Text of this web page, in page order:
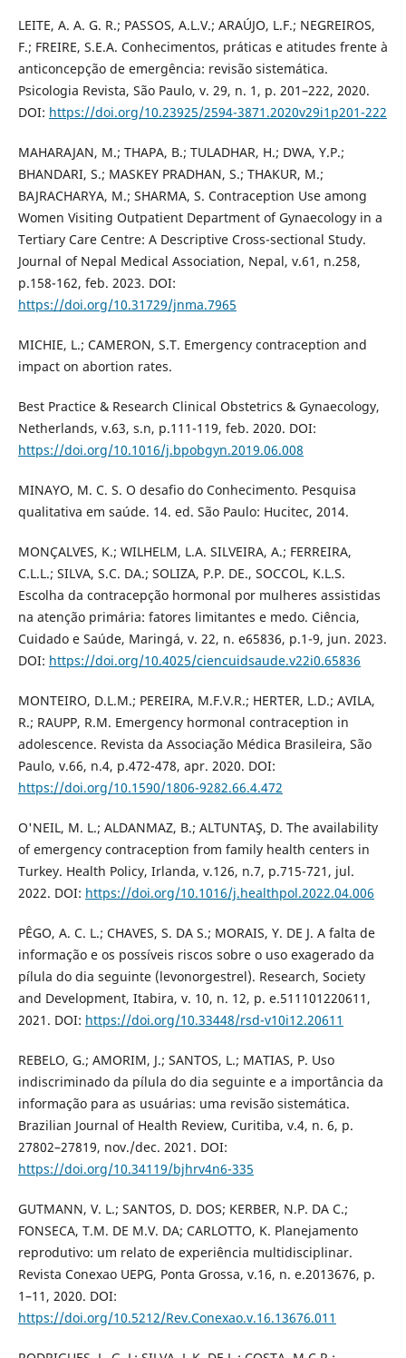
LEITE, A. A. G. R.; PASSOS, A.L.V.; ARAÚJO, L.F.; NEGREIROS,
F.; FREIRE, S.E.A. Conhecimentos, práticas e atitudes frente à
anticoncepção de emergência: revisão sistemática.
Psicologia Revista, São Paulo, v. 29, n. 1, p. 201–222, 2020.
DOI: https://doi.org/10.23925/2594-3871.2020v29i1p201-222
MAHARAJAN, M.; THAPA, B.; TULADHAR, H.; DWA, Y.P.;
BHANDARI, S.; MASKEY PRADHAN, S.; THAKUR, M.;
BAJRACHARYA, M.; SHARMA, S. Contraception Use among
Women Visiting Outpatient Department of Gynaecology in a
Tertiary Care Centre: A Descriptive Cross-sectional Study.
Journal of Nepal Medical Association, Nepal, v.61, n.258,
p.158-162, feb. 2023. DOI:
https://doi.org/10.31729/jnma.7965
MICHIE, L.; CAMERON, S.T. Emergency contraception and
impact on abortion rates.
Best Practice & Research Clinical Obstetrics & Gynaecology,
Netherlands, v.63, s.n, p.111-119, feb. 2020. DOI:
https://doi.org/10.1016/j.bpobgyn.2019.06.008
MINAYO, M. C. S. O desafio do Conhecimento. Pesquisa
qualitativa em saúde. 14. ed. São Paulo: Hucitec, 2014.
MONÇALVES, K.; WILHELM, L.A. SILVEIRA, A.; FERREIRA,
C.L.L.; SILVA, S.C. DA.; SOLIZA, P.P. DE., SOCCOL, K.L.S.
Escolha da contracepção hormonal por mulheres assistidas
na atenção primária: fatores limitantes e medo. Ciência,
Cuidado e Saúde, Maringá, v. 22, n. e65836, p.1-9, jun. 2023.
DOI: https://doi.org/10.4025/ciencuidsaude.v22i0.65836
MONTEIRO, D.L.M.; PEREIRA, M.F.V.R.; HERTER, L.D.; AVILA,
R.; RAUPP, R.M. Emergency hormonal contraception in
adolescence. Revista da Associação Médica Brasileira, São
Paulo, v.66, n.4, p.472-478, apr. 2020. DOI:
https://doi.org/10.1590/1806-9282.66.4.472
O'NEIL, M. L.; ALDANMAZ, B.; ALTUNTAŞ, D. The availability
of emergency contraception from family health centers in
Turkey. Health Policy, Irlanda, v.126, n.7, p.715-721, jul.
2022. DOI: https://doi.org/10.1016/j.healthpol.2022.04.006
PÊGO, A. C. L.; CHAVES, S. DA S.; MORAIS, Y. DE J. A falta de
informação e os possíveis riscos sobre o uso exagerado da
pílula do dia seguinte (levonorgestrel). Research, Society
and Development, Itabira, v. 10, n. 12, p. e.511101220611,
2021. DOI: https://doi.org/10.33448/rsd-v10i12.20611
REBELO, G.; AMORIM, J.; SANTOS, L.; MATIAS, P. Uso
indiscriminado da pílula do dia seguinte e a importância da
informação para as usuárias: uma revisão sistemática.
Brazilian Journal of Health Review, Curitiba, v.4, n. 6, p.
27802–27819, nov./dec. 2021. DOI:
https://doi.org/10.34119/bjhrv4n6-335
GUTMANN, V. L.; SANTOS, D. DOS; KERBER, N.P. DA C.;
FONSECA, T.M. DE M.V. DA; CARLOTTO, K. Planejamento
reprodutivo: um relato de experiência multidisciplinar.
Revista Conexao UEPG, Ponta Grossa, v.16, n. e.2013676, p.
1–11, 2020. DOI:
https://doi.org/10.5212/Rev.Conexao.v.16.13676.011